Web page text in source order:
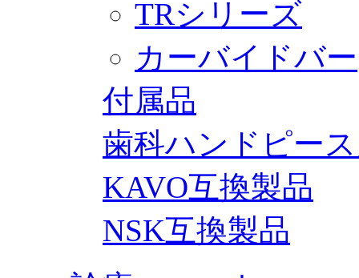
TRシリーズ
カーバイドバー
付属品
歯科ハンドピー
KAVO互換製品
NSK互換製品